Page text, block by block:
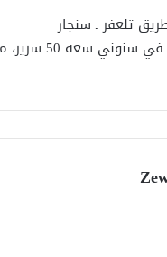
تلعفر ـ سنجار
و نعمل على